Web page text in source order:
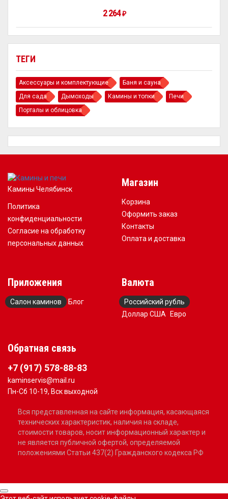
ТЕГИ
Аксессуары и комплектующие
Баня и сауна
Для сада
Дымоходы Камины и топки
Печи
Порталы и облицовка
2 264₽
Камины Челябинск
Политика
конфиденциальности
Согласие на обработку
персональных данных
Магазин
Корзина
Оформить заказ
Контакты
Оплата и доставка
Приложения
Салон каминов Блог
Валюта
Российский рубль
Доллар США
Евро
Обратная связь
+7 (917) 578-88-83
kaminservis@mail.ru
Пн-Сб 10-19, Вск выходной
Вся представленная на сайте информация, касающаяся
технических характеристик, наличия на складе,
стоимости товаров, носит информационный характер и
не является публичной офертой, определяемой
положениями Статьи 437(2) Гражданского кодекса РФ